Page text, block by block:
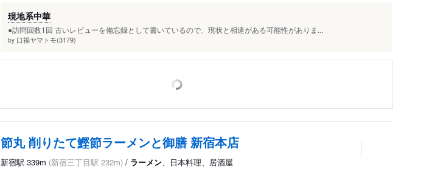
現地系中華
●訪問回数1回 古いレビューを備忘録として書いているので、現状と相違がある可能性がありま...
by 口福ヤマトモ(3179)
節丸 削りたて鰹節ラーメンと御膳 新宿本店
新宿駅 339m (新宿三丁目駅 232m) / ラーメン、日本料理、居酒屋